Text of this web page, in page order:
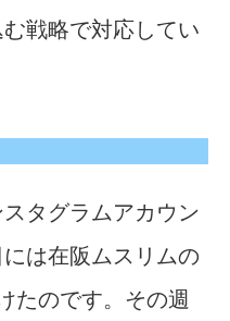
戦略で対応してい
タグラムアカウン
は在阪ムスリムの
たのです。その週